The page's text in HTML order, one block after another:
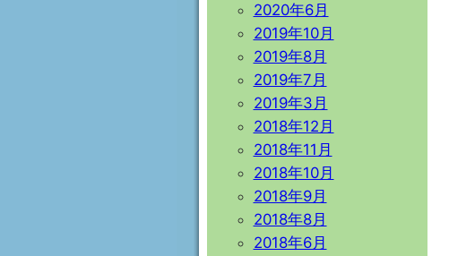
2020年6月
2019年10月
2019年8月
2019年7月
2019年3月
2018年12月
2018年11月
2018年10月
2018年9月
2018年8月
2018年6月